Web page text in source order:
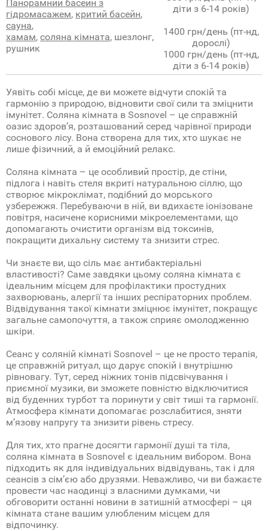
Панорамний басейн з
гідромасажем, критий басейн,
сауна,
хамам, соляна кімната, шезлонг,
рушник
діти з 6-14 років)
1400 грн/день (пт-нд,
дорослі)
1000 грн/день (пт-нд,
діти з 6-14 років)
Уявіть собі місце, де ви можете відчути спокій та
гармонію з природою, відновити свої сили та зміцнити
імунітет. Соляна кімната в Sosnovel – це справжній
оазис здоров’я, розташований серед чарівної природи
соснового лісу. Вона створена для тих, хто шукає не
лише фізичний, а й емоційний релакс.
Соляна кімната – це особливий простір, де стіни,
підлога і навіть стеля вкриті натуральною сіллю, що
створює мікроклімат, подібний до морського
узбережжя. Перебуваючи в ній, ви вдихаєте іонізоване
повітря, насичене корисними мікроелементами, що
допомагають очистити організм від токсинів,
покращити дихальну систему та знизити стрес.
Чи знаєте ви, що сіль має антибактеріальні
властивості? Саме завдяки цьому соляна кімната є
ідеальним місцем для профілактики простудних
захворювань, алергії та інших респіраторних проблем.
Відвідування такої кімнати зміцнює імунітет, покращує
загальне самопочуття, а також сприяє омолодженню
шкіри.
Сеанс у соляній кімнаті Sosnovel – це не просто терапія,
це справжній ритуал, що дарує спокій і внутрішню
рівновагу. Тут, серед ніжних тонів підсвічування і
приємної музики, ви зможете повністю відключитися
від буденних турбот та поринути у світ тиші та гармонії.
Атмосфера кімнати допомагає розслабитися, зняти
м’язову напругу та знизити рівень стресу.
Для тих, хто прагне досягти гармонії душі та тіла,
соляна кімната в Sosnovel є ідеальним вибором. Вона
підходить як для індивідуальних відвідувань, так і для
сеансів з сім’єю або друзями. Неважливо, чи ви бажаєте
провести час наодинці з власними думками, чи
обговорити останні новини в затишній атмосфері – ця
кімната стане вашим улюбленим місцем для
відпочинку.